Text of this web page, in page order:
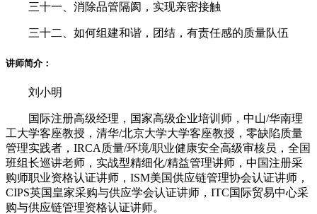
三十一、消除品管隔阂，实现亲密接触
三十二、如何组建和谐，团结，有责任感的质量队伍
讲师简介：
刘小明
国际注册高级经理，国家高级企业培训师，中山/华南理
工大学客座教授，清华/北京大学大学客座教授，零缺陷质量
管理实践者，IRCA质量/环境/职业健康安全高级审核员，全国
班组长巡讲老师，实战型精细化/精益管理讲师，中国注册采
购师职业资格认证讲师，ISM美国供应链管理协会认证讲师，
CIPS英国皇家采购与供应学会认证讲师，ITC国际贸易中心采
购与供应链管理资格认证讲师。